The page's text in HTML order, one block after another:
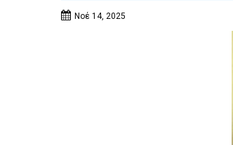
Νοέ 14, 2025